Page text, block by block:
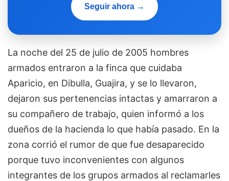
Seguir ahora →
La noche del 25 de julio de 2005 hombres
armados entraron a la finca que cuidaba
Aparicio, en Dibulla, Guajira, y se lo llevaron,
dejaron sus pertenencias intactas y amarraron a
su compañero de trabajo, quien informó a los
dueños de la hacienda lo que había pasado. En la
zona corrió el rumor de que fue desaparecido
porque tuvo inconvenientes con algunos
integrantes de los grupos armados al reclamarles